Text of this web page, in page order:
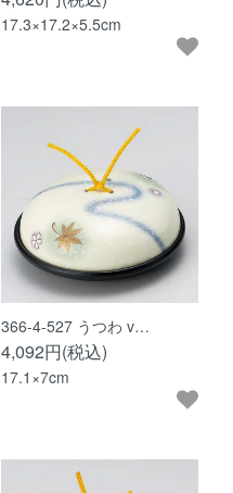
17.3×17.2×5.5cm
366-4-527 うつわ v…
4,092円(税込)
17.1×7cm